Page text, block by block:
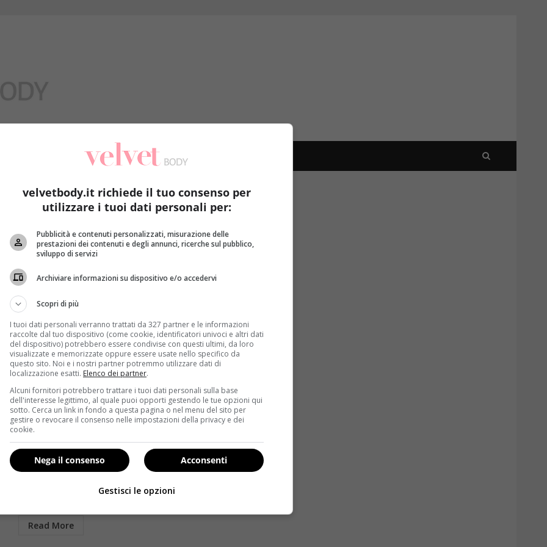
Come le star Notizie
Isola dei famosi, Mercedesz Herger: “Il canna-gate
mi ha rovinato la salute”
Redazione 6 Aprile 2018
Mercedesz Herger si è schierata accanto alla madre
Eva nell’ormai celebre canna-gate dell’Isola dei
Read More
velvetbody.it richiede il tuo consenso per
utilizzare i tuoi dati personali per:
Pubblicità e contenuti personalizzati, misurazione delle
prestazioni dei contenuti e degli annunci, ricerche sul pubblico,
sviluppo di servizi
Archiviare informazioni su dispositivo e/o accedervi
Scopri di più
I tuoi dati personali verranno trattati da 327 partner e le informazioni
raccolte dal tuo dispositivo (come cookie, identificatori univoci e altri dati
del dispositivo) potrebbero essere condivise con questi ultimi, da loro
visualizzate e memorizzate oppure essere usate nello specifico da
questo sito. Noi e i nostri partner potremmo utilizzare dati di
localizzazione esatti. Elenco dei partner.
Alcuni fornitori potrebbero trattare i tuoi dati personali sulla base
dell'interesse legittimo, al quale puoi opporti gestendo le tue opzioni qui
sotto. Cerca un link in fondo a questa pagina o nel menu del sito per
gestire o revocare il consenso nelle impostazioni della privacy e dei
cookie.
Acconsenti
Nega il consenso
Gestisci le opzioni